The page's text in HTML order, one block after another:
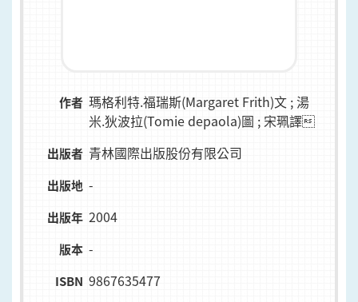
作者 瑪格利特.福瑞斯(Margaret Frith)文 ; 湯
米.狄波拉(Tomie depaola)圖 ; 宋珮譯
出版者 青林國際出版股份有限公司
出版地 -
出版年 2004
版本 -
ISBN 9867635477